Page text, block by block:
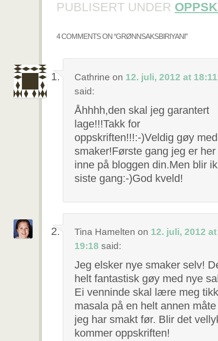
PUBLISERT UNDER
4 COMMENTS ON “GRØNNSAKSBIRIYANI”
Cathrine on 12. juli, 2012 at 18:11
said:
Åhhhh,den skal jeg garantert
lage!!!Takk for
oppskriften!!!:-)Veldig gøy
smaker!Første gang jeg er her
inne på bloggen din.Men blir
siste gang:-)God kveld!
Tina Hamelten on 12. juli, 2012 at
19:18 said:
Jeg elsker nye smaker selv!
helt fantastisk gøy med nye
Ei venninde skal lære meg
masala på en helt annen
jeg har smakt før. Blir det
kommer oppskriften!